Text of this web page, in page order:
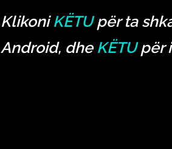
KlikoniKËTUpër ta
Android, dhe KËTUpër